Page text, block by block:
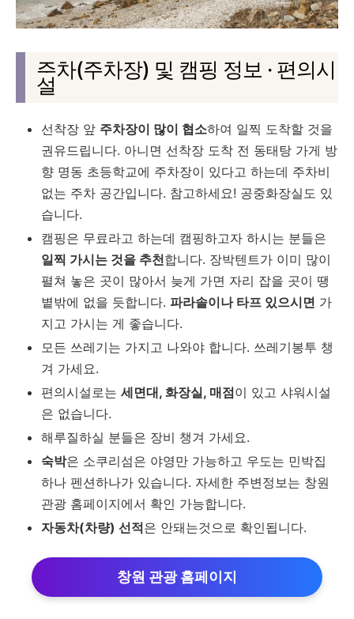
주차(주차장) 및 캠핑 정보 · 편의시
설
선착장 앞 주차장이 많이 협소하여 일찍 도착할 것을
권유드립니다. 아니면 선착장 도착 전 동태탕 가게 방
향 명동 초등학교에 주차장이 있다고 하는데 주차비
없는 주차 공간입니다. 참고하세요! 공중화장실도 있
습니다.
캠핑은 무료라고 하는데 캠핑하고자 하시는 분들은
일찍 가시는 것을 추천합니다. 장박텐트가 이미 많이
펼쳐 놓은 곳이 많아서 늦게 가면 자리 잡을 곳이 땡
볕밖에 없을 듯합니다. 파라솔이나 타프 있으시면 가
지고 가시는 게 좋습니다.
모든 쓰레기는 가지고 나와야 합니다. 쓰레기봉투 챙
겨 가세요.
편의시설로는 세면대, 화장실, 매점이 있고 샤워시설
은 없습니다.
해루질하실 분들은 장비 챙겨 가세요.
숙박은 소쿠리섬은 야영만 가능하고 우도는 민박집
하나 펜션하나가 있습니다. 자세한 주변정보는 창원
관광 홈페이지에서 확인 가능합니다.
자동차(차량) 선적은 안돼는것으로 확인됩니다.
창원 관광 홈페이지